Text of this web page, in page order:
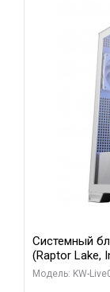
Системный
(Raptor Lake,
Gigabyte
Модель: KW-